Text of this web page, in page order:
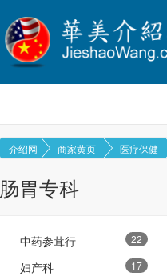
介绍网 商家黄页 医疗保健
肠胃专科
中药参茸行 22
妇产科 17